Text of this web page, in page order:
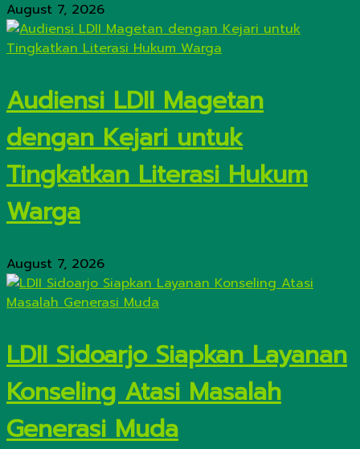
August 7, 2026
Audiensi LDII Magetan
dengan Kejari untuk
Tingkatkan Literasi Hukum
Warga
August 7, 2026
LDII Sidoarjo Siapkan Layanan
Konseling Atasi Masalah
Generasi Muda